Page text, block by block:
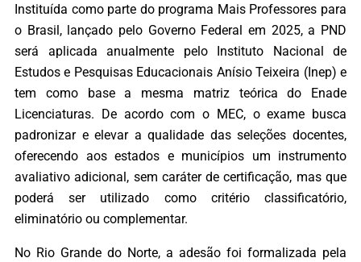
Instituída como parte do programa Mais Professores para
o Brasil, lançado pelo Governo Federal em 2025, a PND
será aplicada anualmente pelo Instituto Nacional de
Estudos e Pesquisas Educacionais Anísio Teixeira (Inep) e
tem como base a mesma matriz teórica do Enade
Licenciaturas. De acordo com o MEC, o exame busca
padronizar e elevar a qualidade das seleções docentes,
oferecendo aos estados e municípios um instrumento
avaliativo adicional, sem caráter de certificação, mas que
poderá ser utilizado como critério classificatório,
eliminatório ou complementar.
No Rio Grande do Norte, a adesão foi formalizada pela